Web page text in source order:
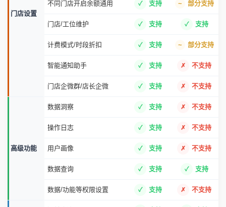
门店/工位维护 支持 支持
计费模式/时段折扣 支持 部分支持
智能通知助手 支持 不支持
门店企微群/店长企微 支持 不支持
数据洞察 支持 不支持
操作日志 支持 不支持
用户画像 支持 不支持
数据查询 支持 支持
数据/功能等权限设置 支持 不支持
订单查询 支持 支持